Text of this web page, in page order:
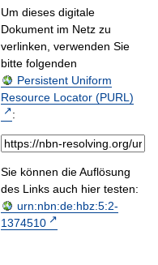
Um dieses digitale
Dokument im Netz zu
verlinken, verwenden Sie
bitte folgenden
Persistent Uniform
Resource Locator (PURL)
:
Sie können die Auflösung
des Links auch hier testen:
urn:nbn:de:hbz:5:2-
1374510